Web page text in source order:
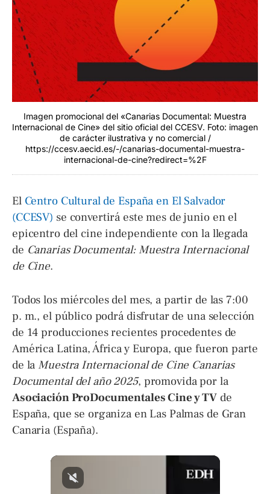
Imagen promocional del «Canarias Documental: Muestra
Internacional de Cine» del sitio oficial del CCESV. Foto: imagen
de carácter ilustrativa y no comercial /
https://ccesv.aecid.es/-/canarias-documental-muestra-
internacional-de-cine?redirect=%2F
El Centro Cultural de España en El Salvador
(CCESV) se convertirá este mes de junio en el
epicentro del cine independiente con la llegada
de Canarias Documental: Muestra Internacional
de Cine.
Todos los miércoles del mes, a partir de las 7:00
p. m., el público podrá disfrutar de una selección
de 14 producciones recientes procedentes de
América Latina, África y Europa, que fueron parte
de la Muestra Internacional de Cine Canarias
Documental del año 2025, promovida por la
Asociación ProDocumentales Cine y TV de
España, que se organiza en Las Palmas de Gran
Canaria (España).